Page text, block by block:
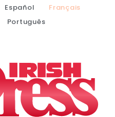
Español
Français
Português